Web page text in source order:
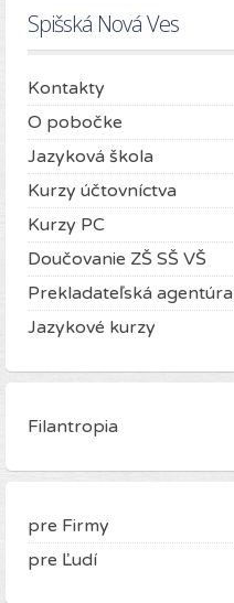
Spišská Nová Ves
Kontakty
O pobočke
Jazyková škola
Kurzy účtovníctva
Kurzy PC
Doučovanie ZŠ SŠ VŠ
Prekladateľská agentúra
Jazykové kurzy
Filantropia
pre Firmy
pre Ľudí